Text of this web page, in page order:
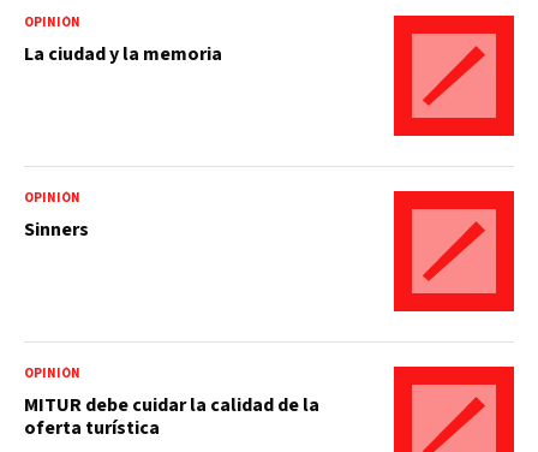
OPINIÓN
La ciudad y la memoria
OPINIÓN
Sinners
OPINIÓN
MITUR debe cuidar la calidad de la
oferta turística